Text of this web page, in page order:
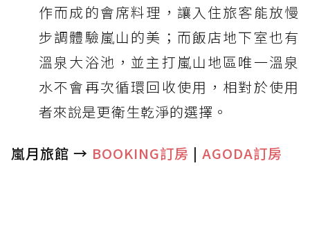
作而成的會席料理，讓入住旅客能放慢
步調體驗嵐山的美；而飯店地下室也有
溫泉大浴池，並主打嵐山地區唯一溫泉
水不會再次循環回收使用，相對於使用
者來說是更衛生乾淨的選擇。
嵐月旅館 → BOOKING訂房 | AGODA訂房